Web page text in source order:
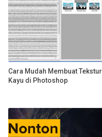
Cara Mudah Membuat Tekstur
Kayu di Photoshop